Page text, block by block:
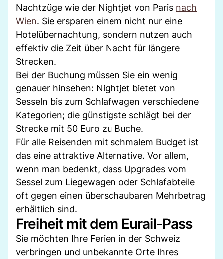
Nachtzüge wie der Nightjet von Paris nach
Wien. Sie ersparen einem nicht nur eine
Hotelübernachtung, sondern nutzen auch
effektiv die Zeit über Nacht für längere
Strecken.
Bei der Buchung müssen Sie ein wenig
genauer hinsehen: Nightjet bietet von
Sesseln bis zum Schlafwagen verschiedene
Kategorien; die günstigste schlägt bei der
Strecke mit 50 Euro zu Buche.
Für alle Reisenden mit schmalem Budget ist
das eine attraktive Alternative. Vor allem,
wenn man bedenkt, dass Upgrades vom
Sessel zum Liegewagen oder Schlafabteile
oft gegen einen überschaubaren Mehrbetrag
erhältlich sind.
Freiheit mit dem Eurail-Pass
Sie möchten Ihre Ferien in der Schweiz
verbringen und unbekannte Orte Ihres